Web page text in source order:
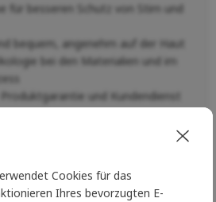
für besseren Schutz von Stirn und
bequem, angenehm auf der Haut
bei den Materialien und im
und Kundendienst
des Körpers
Zustand, ist
Cookies für das
Ihres bevorzugten E-